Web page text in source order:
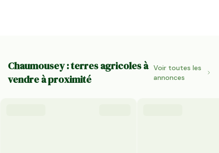
Chaumousey : terres agricoles à
vendre à proximité
Voir toutes les
annonces